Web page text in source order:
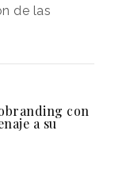
de las
con
a su